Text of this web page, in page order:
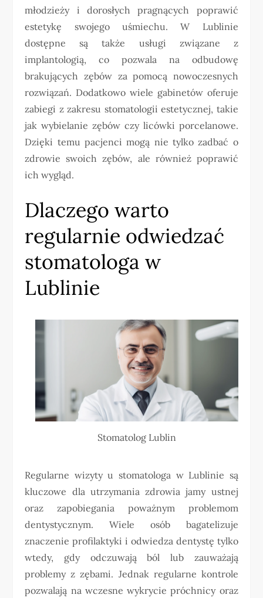
młodzieży i dorosłych pragnących poprawić
estetykę swojego uśmiechu. W Lublinie
dostępne są także usługi związane z
implantologią, co pozwala na odbudowę
brakujących zębów za pomocą nowoczesnych
rozwiązań. Dodatkowo wiele gabinetów oferuje
zabiegi z zakresu stomatologii estetycznej, takie
jak wybielanie zębów czy licówki porcelanowe.
Dzięki temu pacjenci mogą nie tylko zadbać o
zdrowie swoich zębów, ale również poprawić
ich wygląd.
Dlaczego warto
regularnie odwiedzać
stomatologa w
Lublinie
Stomatolog Lublin
Regularne wizyty u stomatologa w Lublinie są
kluczowe dla utrzymania zdrowia jamy ustnej
oraz zapobiegania poważnym problemom
dentystycznym. Wiele osób bagatelizuje
znaczenie profilaktyki i odwiedza dentystę tylko
wtedy, gdy odczuwają ból lub zauważają
problemy z zębami. Jednak regularne kontrole
pozwalają na wczesne wykrycie próchnicy oraz